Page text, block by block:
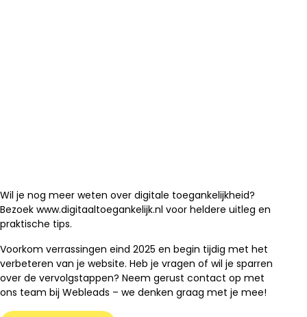
Wil je nog meer weten over digitale toegankelijkheid?
Bezoek www.digitaaltoegankelijk.nl voor heldere uitleg en
praktische tips.
Voorkom verrassingen eind 2025 en begin tijdig met het
verbeteren van je website. Heb je vragen of wil je sparren
over de vervolgstappen? Neem gerust contact op met
ons team bij Webleads – we denken graag met je mee!